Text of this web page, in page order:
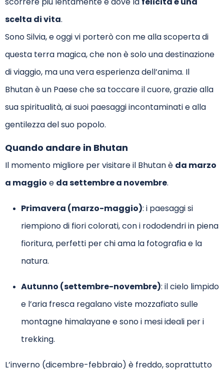
scelta di vita.
Sono Silvia, e oggi vi porterò con me alla scoperta di
questa terra magica, che non è solo una destinazione
di viaggio, ma una vera esperienza dell’anima. Il
Bhutan è un Paese che sa toccare il cuore, grazie alla
sua spiritualità, ai suoi paesaggi incontaminati e alla
gentilezza del suo popolo.
Quando andare in Bhutan
Il momento migliore per visitare il Bhutan è da marzo
a maggio e da settembre a novembre.
Primavera (marzo-maggio): i paesaggi si
riempiono di fiori colorati, con i rododendri in piena
fioritura, perfetti per chi ama la fotografia e la
natura.
Autunno (settembre-novembre): il cielo limpido
e l’aria fresca regalano viste mozzafiato sulle
montagne himalayane e sono i mesi ideali per i
trekking.
L’inverno (dicembre-febbraio) è freddo, soprattutto